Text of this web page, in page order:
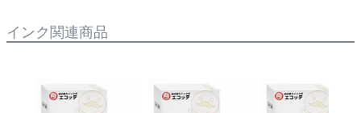
インク関連商品